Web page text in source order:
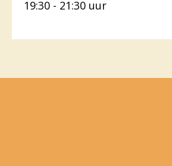
19:30 - 21:30 uur